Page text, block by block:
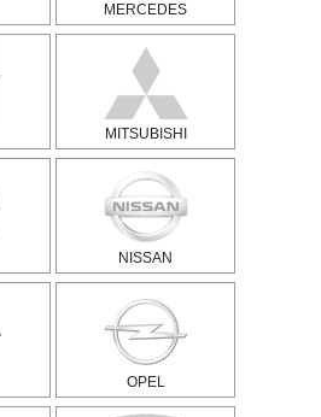
MERCEDES
MITSUBISHI
NISSAN
OPEL